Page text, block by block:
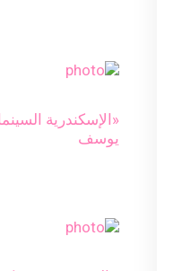
«الإسكندرية
يوسف